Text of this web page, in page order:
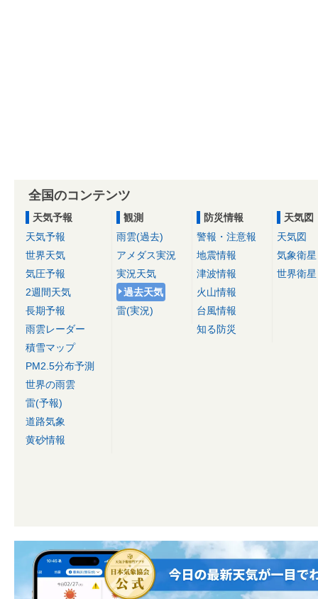
全国のコンテンツ
天気予報
天気予報
世界天気
気圧予報
2週間天気
長期予報
雨雲レーダー
積雪マップ
PM2.5分布予測
世界の雨雲
雷(予報)
道路気象
黄砂情報
観測
雨雲(過去)
アメダス実況
実況天気
過去天気
雷(実況)
防災情報
警報・注意報
地震情報
津波情報
火山情報
台風情報
知る防災
天気図
天気図
気象衛星
世界衛星